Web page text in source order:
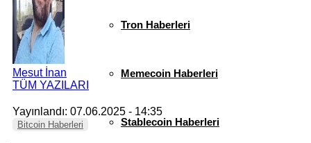
Tron Haberleri
Memecoin Haberleri
Stablecoin Haberleri
Mesut İnan
TÜM YAZILARI
Yayınlandı: 07.06.2025 - 14:35
Bitcoin Haberleri